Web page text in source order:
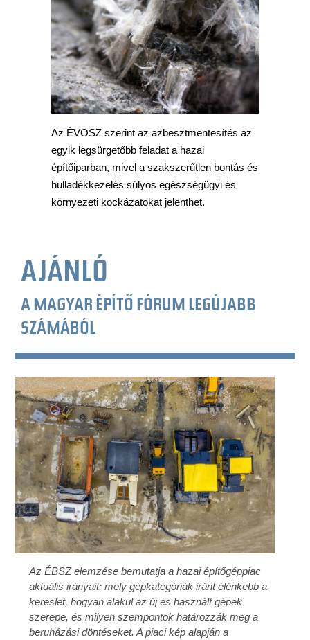
Az ÉVOSZ szerint az azbesztmentesítés az
egyik legsürgetőbb feladat a hazai
építőiparban, mivel a szakszerűtlen bontás és
hulladékkezelés súlyos egészségügyi és
környezeti kockázatokat jelenthet.
AJÁNLÓ
A MAGYAR ÉPÍTŐ FÓRUM LEGÚJABB
SZÁMÁBÓL
Az ÉBSZ elemzése bemutatja a hazai építőgéppiac
aktuális irányait: mely gépkategóriák iránt élénkebb a
kereslet, hogyan alakul az új és használt gépek
szerepe, és milyen szempontok határozzák meg a
beruházási döntéseket. A piaci kép alapján a